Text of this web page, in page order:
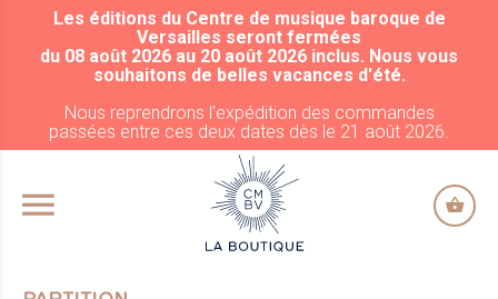
ALLER AU CONTENU PRINCIPAL
Les éditions du Centre de musique baroque de
Versailles seront fermées
du 08 août 2026 au 20 août 2026 inclus. Nous vous
souhaitons de belles vacances d'été.
Nous reprendrons l'expédition des commandes
passées entre ces deux dates dès le 21 août 2026.